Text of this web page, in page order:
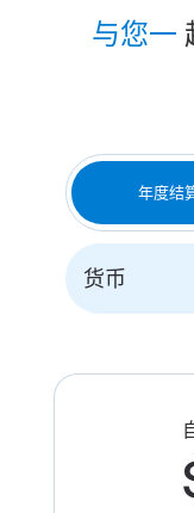
与您一
年度结
货币